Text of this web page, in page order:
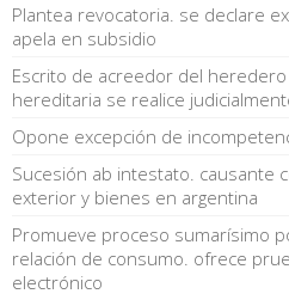
Plantea revocatoria. se declare
apela en subsidio
Escrito de acreedor del
hereditaria se realice
Opone excepción de
Sucesión ab intestato. causante
exterior y bienes en argentina
Promueve proceso sumarísimo
relación de consumo. ofrece
electrónico